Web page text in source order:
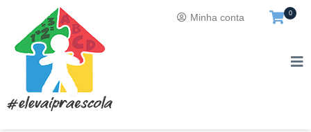
Minha conta 0